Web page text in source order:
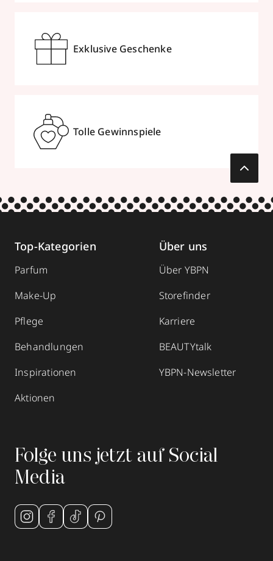
Exklusive Geschenke
Tolle Gewinnspiele
Top-Kategorien
Parfum
Make-Up
Pflege
Behandlungen
Inspirationen
Aktionen
Über uns
Über YBPN
Storefinder
Karriere
BEAUTYtalk
YBPN-Newsletter
Folge uns jetzt auf Social
Media